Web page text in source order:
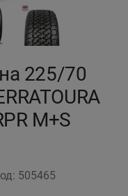
225/70
M+S
505465